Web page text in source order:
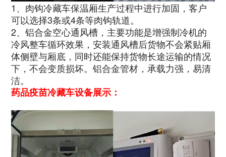
1、肉钩冷藏车保温厢生产过程中进行加固，客户
可以选择3条或4条等肉钩轨道。
2、铝合金空心通风槽，主要功能是增强制冷机的
冷风整车循环效果，安装通风槽后货物不会紧贴厢
体侧壁与厢底，同时还能保持货物长途运输的情况
下，不会变质损坏。铝合金管材，承载力强，易清
洁。
药品疫苗冷藏车设备展示：